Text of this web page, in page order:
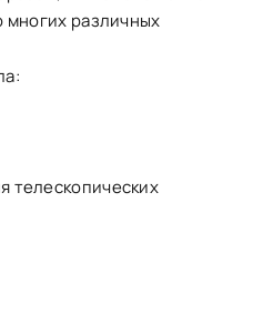
многих различных
телескопических